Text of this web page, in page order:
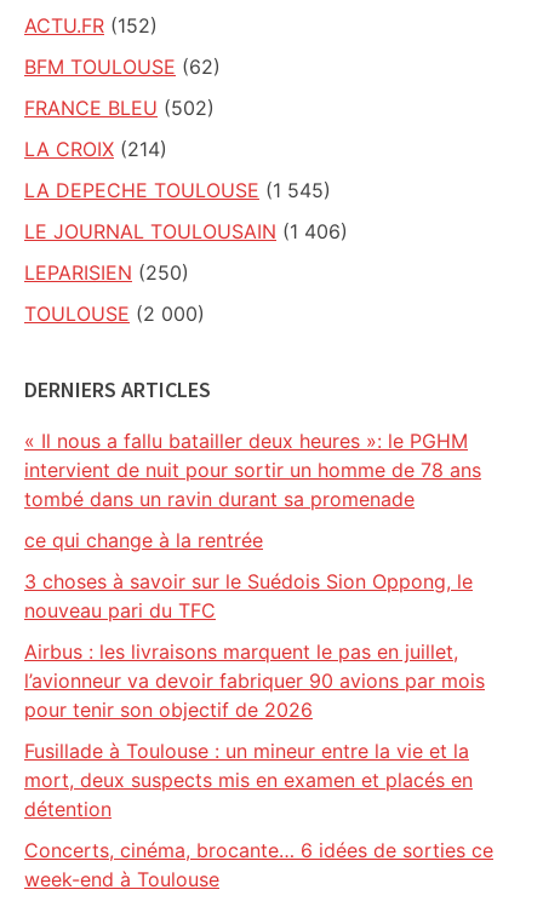
ACTU.FR (152)
BFM TOULOUSE (62)
FRANCE BLEU (502)
LA CROIX (214)
LA DEPECHE TOULOUSE (1 545)
LE JOURNAL TOULOUSAIN (1 406)
LEPARISIEN (250)
TOULOUSE (2 000)
DERNIERS ARTICLES
« Il nous a fallu batailler deux heures »: le PGHM
intervient de nuit pour sortir un homme de 78 ans
tombé dans un ravin durant sa promenade
ce qui change à la rentrée
3 choses à savoir sur le Suédois Sion Oppong, le
nouveau pari du TFC
Airbus : les livraisons marquent le pas en juillet,
l’avionneur va devoir fabriquer 90 avions par mois
pour tenir son objectif de 2026
Fusillade à Toulouse : un mineur entre la vie et la
mort, deux suspects mis en examen et placés en
détention
Concerts, cinéma, brocante… 6 idées de sorties ce
week-end à Toulouse